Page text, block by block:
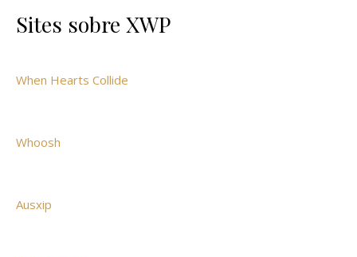
Sites sobre XWP
When Hearts Collide
Whoosh
Ausxip